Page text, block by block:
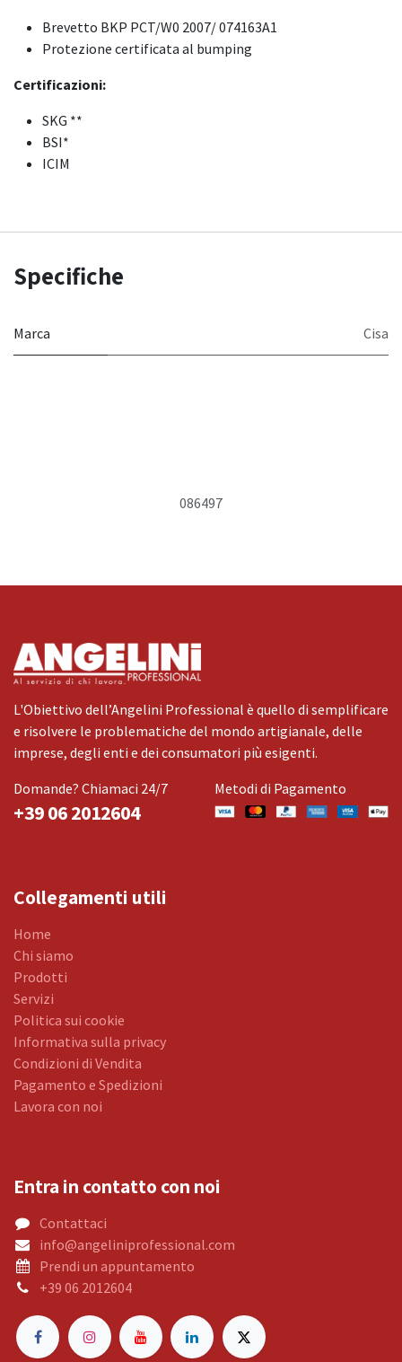
Brevetto BKP PCT/W0 2007/ 074163A1
Protezione certificata al bumping
Certificazioni:
SKG **
BSI*
ICIM
Specifiche
Marca Cisa
086497
L'Obiettivo dell’Angelini Professional è quello di semplificare
e risolvere le problematiche del mondo artigianale, delle
imprese, degli enti e dei consumatori più esigenti.
Domande? Chiamaci 24/7
+39 06 2012604
Metodi di Pagamento
Collegamenti utili
Home
Chi siamo
Prodotti
Servizi
Politica sui cookie
Informativa sulla privacy
Condizioni di Vendita
Pagamento e Spedizioni
Lavora con noi
Entra in contatto con noi
Contattaci
info@angeliniprofessional.com
Prendi un appuntamento
+39 06 2012604